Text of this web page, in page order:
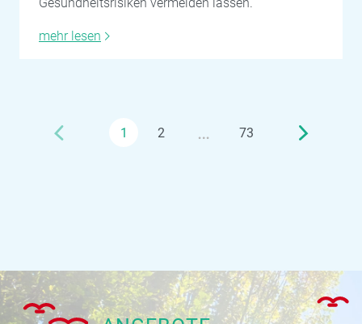
mehr lesen
1 2 … 73